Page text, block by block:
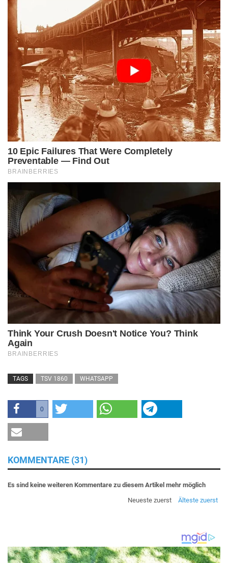
TAGS TSV 1860 WHATSAPP
0
KOMMENTARE (31)
Es sind keine weiteren Kommentare zu diesem Artikel mehr möglich
Neueste zuerst
Älteste zuerst